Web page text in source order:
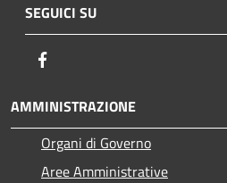
SEGUICI SU
AMMINISTRAZIONE
Organi di Governo
Aree Amministrative